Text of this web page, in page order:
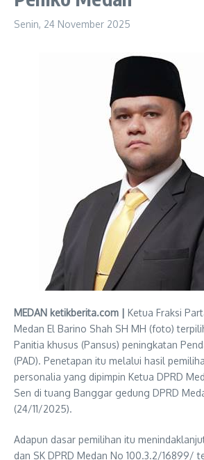
Senin, 24 November 2025
MEDAN ketikberita.com | Ketua Fraksi
Medan El Barino Shah SH MH (foto)
Panitia khusus (Pansus) peningkatan
(PAD). Penetapan itu melalui hasil
personalia yang dipimpin Ketua DPRD
Sen di tuang Banggar gedung DPRD
(24/11/2025).
Adapun dasar pemilihan itu
dan SK DPRD Medan No 100.3.2/16899/